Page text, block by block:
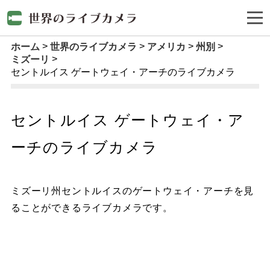
ホーム 世界のライブカメラ アメリカ
州別
ミズーリ
セントルイス ゲートウェイ・アーチのライブカメラ
セントルイス ゲートウェイ・ア
ーチのライブカメラ
ミズーリ州セントルイスのゲートウェイ・アーチを見
ることができるライブカメラです。